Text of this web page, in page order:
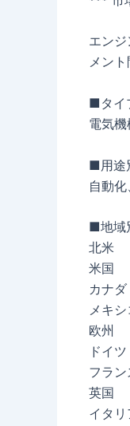
エン
メン
■タイ
電気
■用途
自動
■地域
北米
米国
カナダ
メキシ
欧州
ドイツ
フラン
英国
イタリ